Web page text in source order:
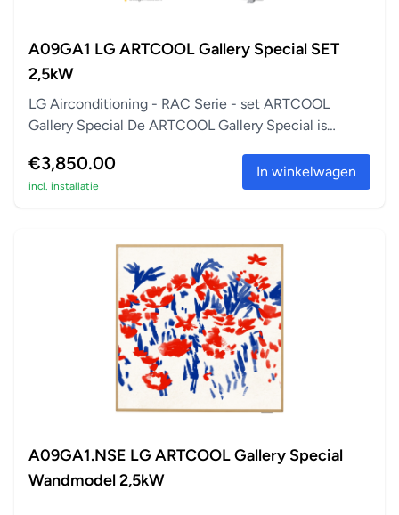
A09GA1 LG ARTCOOL Gallery Special SET
2,5kW
LG Airconditioning - RAC Serie - set ARTCOOL
Gallery Special De ARTCOOL Gallery Special is
€3,850.00
incl. installatie
In winkelwagen
A09GA1.NSE LG ARTCOOL Gallery Special
Wandmodel 2,5kW